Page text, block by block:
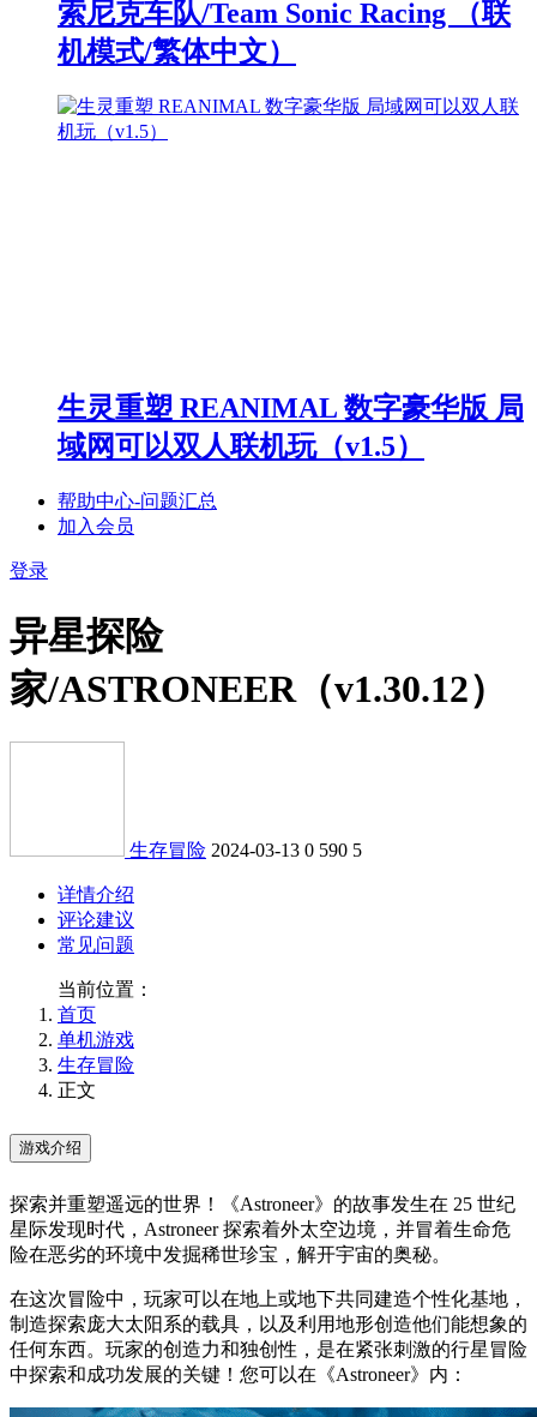
索尼克车队/Team Sonic Racing （联
机模式/繁体中文）
生灵重塑 REANIMAL 数字豪华版 局
域网可以双人联机玩（v1.5）
帮助中心-问题汇总
加入会员
登录
异星探险
家/ASTRONEER（v1.30.12）
生存冒险 2024-03-13 0 590 5
详情介绍
评论建议
常见问题
当前位置：
首页
单机游戏
生存冒险
正文
游戏介绍
探索并重塑遥远的世界！《Astroneer》的故事发生在 25 世纪
星际发现时代，Astroneer 探索着外太空边境，并冒着生命危
险在恶劣的环境中发掘稀世珍宝，解开宇宙的奥秘。
在这次冒险中，玩家可以在地上或地下共同建造个性化基地，
制造探索庞大太阳系的载具，以及利用地形创造他们能想象的
任何东西。玩家的创造力和独创性，是在紧张刺激的行星冒险
中探索和成功发展的关键！您可以在《Astroneer》内：